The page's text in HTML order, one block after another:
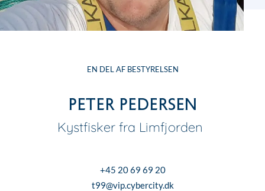
EN DEL AF BESTYRELSEN
Peter Pedersen
Kystfisker fra Limfjorden
+45 20 69 69 20
t99@vip.cybercity.dk